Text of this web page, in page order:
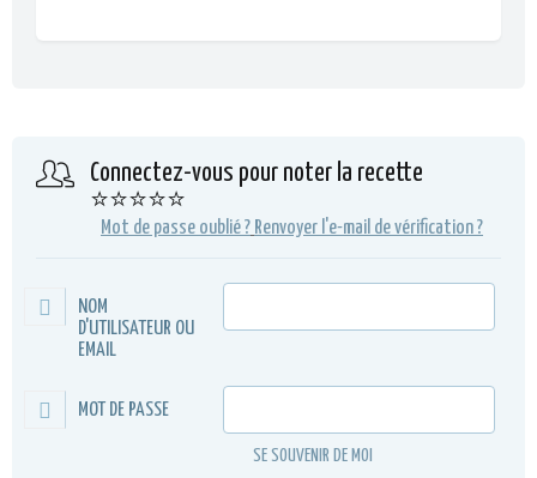
Connectez-vous pour noter la recette
⭐⭐⭐⭐⭐
Mot de passe oublié ? Renvoyer l'e-mail de vérification ?
NOM
D'UTILISATEUR OU
EMAIL
MOT DE PASSE
SE SOUVENIR DE MOI